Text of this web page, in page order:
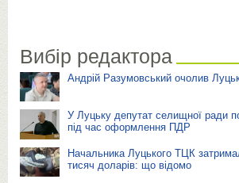
Вибір редактора
Андрій Разумовський очолив
У Луцьку депутат селищної ради
під час оформлення ПДР
Начальника Луцького ТЦК
тисяч доларів: що відомо